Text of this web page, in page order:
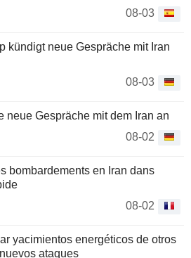
08-03
kündigt neue Gespräche mit Iran
08-03
neue Gespräche mit dem Iran an
08-02
bombardements en Iran dans
08-02
yacimientos energéticos de otros
ataques